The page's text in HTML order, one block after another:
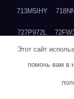
713M5IHY
727P972L
73VKAF4E
Этот сайт
помочь вам в